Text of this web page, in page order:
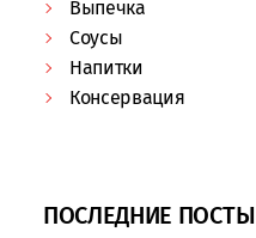
Выпечка
Соусы
Напитки
Консервация
ПОСЛЕДНИЕ ПОСТЫ